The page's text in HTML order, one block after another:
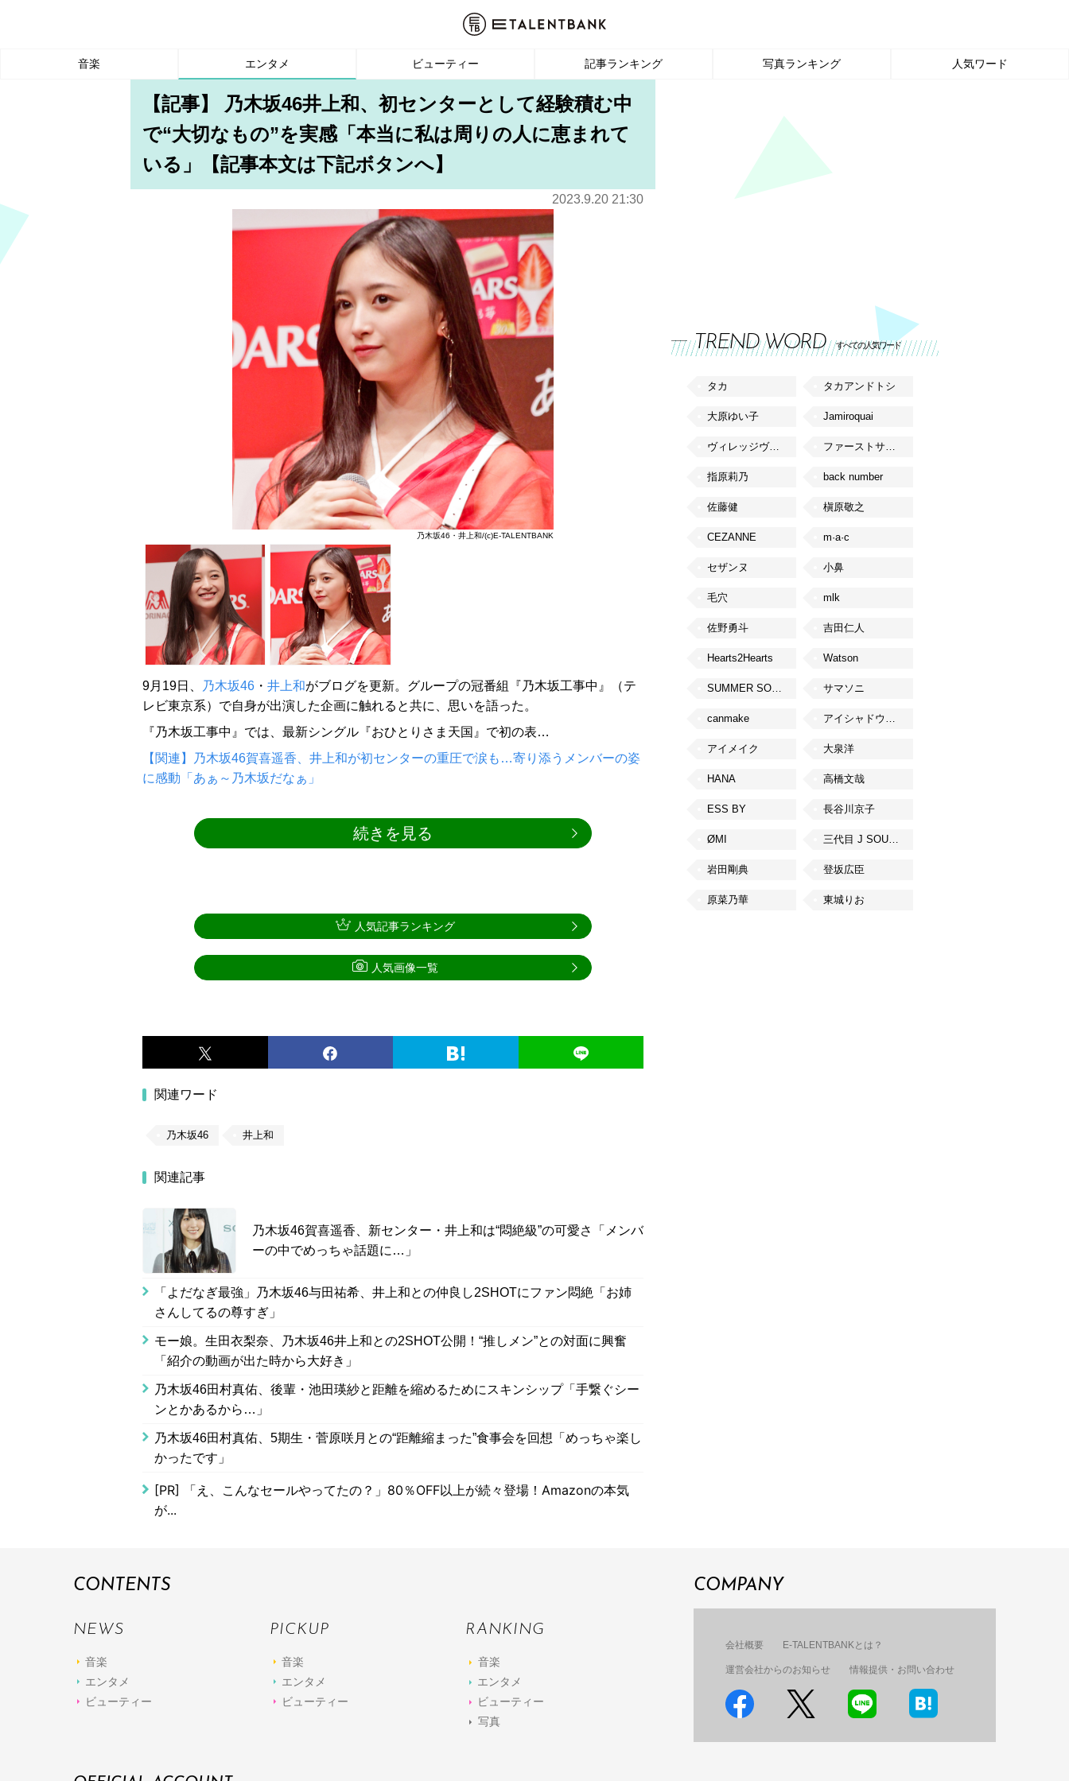
音楽 エンタメ ビューティー 記事ランキング 写真ランキング 人気ワード
【記事】 乃木坂46井上和、初センターとして経験積む中
で“大切なもの”を実感「本当に私は周りの人に恵まれて
いる」【記事本文は下記ボタンへ】
2023.9.20 21:30
乃木坂46・井上和/(c)E-TALENTBANK
9月19日、 乃木坂46 ・ 井上和がブログを更新。グループの冠番組『乃木坂工事中』（テ
レビ東京系）で自身が出演した企画に触れると共に、思いを語った。
『乃木坂工事中』では、最新シングル『おひとりさま天国』で初の表…
【関連】乃木坂46賀喜遥香、井上和が初センターの重圧で涙も…寄り添うメンバーの姿
に感動「あぁ～乃木坂だなぁ」
続きを見る
関連ワード
乃木坂46 井上和
関連記事
乃木坂46賀喜遥香、新センター・井上和は“悶絶級”の可愛さ「メンバ
ーの中でめっちゃ話題に…」
「よだなぎ最強」乃木坂46与田祐希、井上和との仲良し2SHOTにファン悶絶「お姉
さんしてるの尊すぎ」
モー娘。生田衣梨奈、乃木坂46井上和との2SHOT公開！“推しメン”との対面に興奮
「紹介の動画が出た時から大好き」
乃木坂46田村真佑、後輩・池田瑛紗と距離を縮めるためにスキンシップ「手繋ぐシー
ンとかあるから…」
乃木坂46田村真佑、5期生・菅原咲月との“距離縮まった”食事会を回想「めっちゃ楽し
かったです」
[PR] 「え、こんなセールやってたの？」80％OFF以上が続々登場！Amazonの本気
が...
人気記事ランキング
人気画像一覧
TREND WORD すべての人気ワード
タカ タカアンドトシ
大原ゆい子 Jamiroquai
ヴィレッジヴァンガード ファーストサマーウイカ
指原莉乃 back number
佐藤健 槇原敬之
CEZANNE m·a·c
セザンヌ 小鼻
毛穴 mlk
佐野勇斗 吉田仁人
Hearts2Hearts Watson
SUMMER SONIC サマソニ
canmake アイシャドウベース
アイメイク 大泉洋
HANA 高橋文哉
ESS BY 長谷川京子
ØMI 三代目 J SOUL BROTHERS from EXILE TRIBE
岩田剛典 登坂広臣
原菜乃華 東城りお
CONTENTS
NEWS
音楽
エンタメ
ビューティー
PICKUP
音楽
エンタメ
ビューティー
RANKING
音楽
エンタメ
ビューティー
写真
COMPANY
会社概要 E-TALENTBANKとは？
運営会社からのお知らせ 情報提供・お問い合わせ